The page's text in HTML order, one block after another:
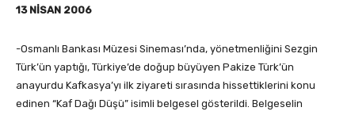
13 NİSAN 2006
-Osmanlı Bankası Müzesi Sineması’nda, yönetmenliğini Sezgin
Türk’ün yaptığı, Türkiye’de doğup büyüyen Pakize Türk’ün
anayurdu Kafkasya’yı ilk ziyareti sırasında hissettiklerini konu
edinen “Kaf Dağı Düşü” isimli belgesel gösterildi. Belgeselin